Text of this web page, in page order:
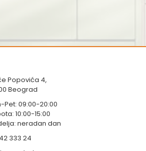
Popovića 4,
Beograd
Pet: 09:00-20:00
10:00-15:00
neradan dan
42 333 24